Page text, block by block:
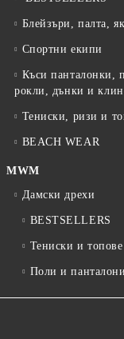
Блейзъри, палта,
Спортни екипи
Къси панталонки,
рокли, дънки и
Тениски, ризи и
BEACH WEAR
MWM
Дамски дрехи
BESTSELLERS
Тениски и топове
Поли и панталони